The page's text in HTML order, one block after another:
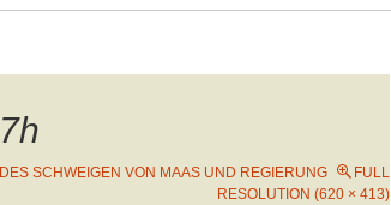
SCHWEIGEN VON MAAS UND REGIERUNG
FULL
RESOLUTION (620 × 413)